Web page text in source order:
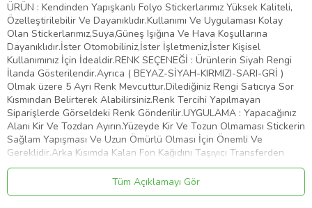
ÜRÜN : Kendinden Yapışkanlı Folyo Stickerlarımız Yüksek Kaliteli,
Özelleştirilebilir Ve Dayanıklıdır.Kullanımı Ve Uygulaması Kolay
Olan Stickerlarımız,Suya,Güneş Işığına Ve Hava Koşullarına
Dayanıklıdır.İster Otomobiliniz,İster İşletmeniz,İster Kişisel
Kullanımınız İçin İdealdir.RENK SEÇENEĞİ : Ürünlerin Siyah Rengi
İlanda Gösterilendir.Ayrıca ( BEYAZ-SİYAH-KIRMIZI-SARI-GRİ )
Olmak üzere 5 Ayrı Renk Mevcuttur.Dilediğiniz Rengi Satıcıya Sor
Kısmından Belirterek Alabilirsiniz.Renk Tercihi Yapılmayan
Siparişlerde Görseldeki Renk Gönderilir.UYGULAMA : Yapacağınız
Alanı Kir Ve Tozdan Ayırın.Yüzeyde Kir Ve Tozun Olmaması Stickerin
Sağlam Yapışması Ve Uzun Ömürlü Olması İçin Önemli Ve
Gereklidir.Arka Kısımda Kalan Fon Kağıdını Taşıyıcı Transferden
Dikkatlice Ayırın.Bu İşlemi Yaparken Stickerin Tüm Parçalarının
Taşıyıcıya Geçtiğinden Emin Olun.Taşıyıcı Transferi Belirlemiş
Olduğunuz Yüzeye Üstten Başlayarak Plastik Bir Kart İle Bastırıp
Tüm Açıklamayı Gör